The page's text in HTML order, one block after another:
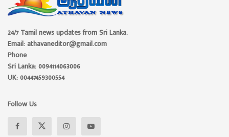
24/7 Tamil news updates from Sri Lanka.
Email: athavaneditor@gmail.com
Phone
Sri Lanka: 0094114063006
UK: 00447459300554
Follow Us